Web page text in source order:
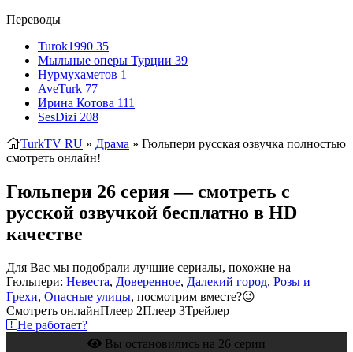
Переводы
Turok1990 35
Мыльные оперы Турции 39
Нурмухаметов 1
AveTurk 77
Ирина Котова 111
SesDizi 208
TurkTV RU » Драма » Гюльпери русская озвучка полностью
смотреть онлайн!
Гюльпери 26 серия — смотреть с
русской озвучкой бесплатно в HD
качестве
Для Вас мы подобрали лучшие сериалы, похожие на
Гюльпери: Невеста, Доверенное, Далекий город, Розы и
Грехи, Опасные улицы, посмотрим вместе?😉
Смотреть онлайнПлеер 2Плеер 3Трейлер
Не работает?
Вы остановились на 26 серии